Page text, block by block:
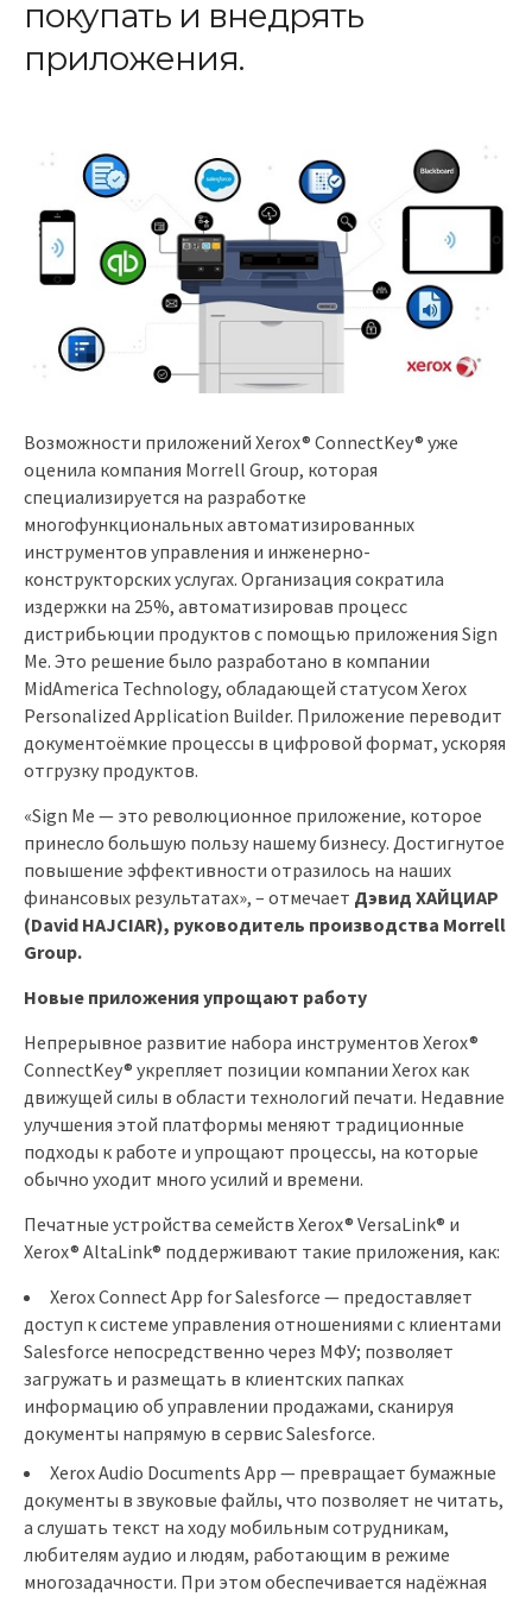
покупать и внедрять
приложения.
Возможности приложений Xerox® ConnectKey® уже
оценила компания Morrell Group, которая
специализируется на разработке
многофункциональных автоматизированных
инструментов управления и инженерно-
конструкторских услугах. Организация сократила
издержки на 25%, автоматизировав процесс
дистрибьюции продуктов с помощью приложения Sign
Me. Это решение было разработано в компании
MidAmerica Technology, обладающей статусом Xerox
Personalized Application Builder. Приложение переводит
документоёмкие процессы в цифровой формат, ускоряя
отгрузку продуктов.
«Sign Me — это революционное приложение, которое
принесло большую пользу нашему бизнесу. Достигнутое
повышение эффективности отразилось на наших
финансовых результатах», – отмечает Дэвид ХАЙЦИАР
(David HAJCIAR), руководитель производства Morrell
Group.
Новые приложения упрощают работу
Непрерывное развитие набора инструментов Xerox®
ConnectKey® укрепляет позиции компании Xerox как
движущей силы в области технологий печати. Недавние
улучшения этой платформы меняют традиционные
подходы к работе и упрощают процессы, на которые
обычно уходит много усилий и времени.
Печатные устройства семейств Xerox® VersaLink® и
Xerox® AltaLink® поддерживают такие приложения, как:
Xerox Connect App for Salesforce — предоставляет
доступ к системе управления отношениями с клиентами
Salesforce непосредственно через МФУ; позволяет
загружать и размещать в клиентских папках
информацию об управлении продажами, сканируя
документы напрямую в сервис Salesforce.
Xerox Audio Documents App — превращает бумажные
документы в звуковые файлы, что позволяет не читать,
а слушать текст на ходу мобильным сотрудникам,
любителям аудио и людям, работающим в режиме
многозадачности. При этом обеспечивается надёжная